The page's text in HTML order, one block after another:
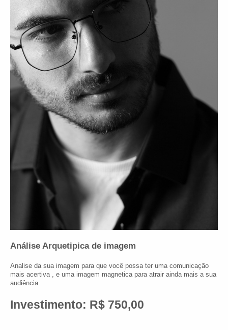
Análise Arquetipica de imagem
Analise da sua imagem para que você possa ter uma comunicação
mais acertiva , e uma imagem magnetica para atrair ainda mais a sua
audiência
Investimento: R$ 750,00